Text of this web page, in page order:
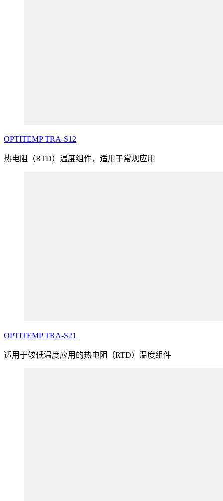
OPTITEMP TRA-S12
热电阻（RTD）温度组件，适用于常规应用
OPTITEMP TRA-S21
适用于较低温度应用的热电阻（RTD）温度组件